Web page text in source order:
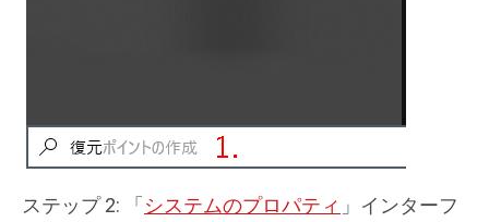
ステップ 2: 「 システムのプロパティ 」インターフ